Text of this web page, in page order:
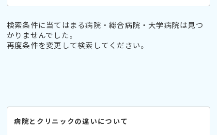
検索条件に当てはまる病院・総合病院・大学病院は見つ
かりませんでした。
再度条件を変更して検索してください。
病院とクリニックの違いについて